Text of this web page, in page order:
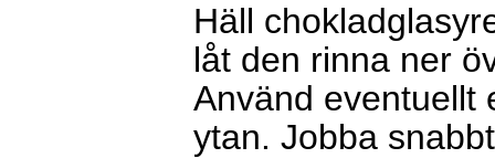
Häll
låt den rinna ner
Använd eventuellt
ytan. Jobba